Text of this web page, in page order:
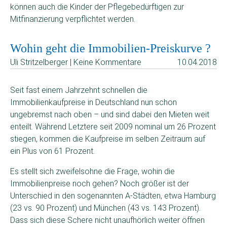
können auch die Kinder der Pflegebedürftigen zur
Mitfinanzierung verpflichtet werden.
Wohin geht die Immobilien-Preiskurve ?
Uli Stritzelberger | Keine Kommentare 10.04.2018
Seit fast einem Jahrzehnt schnellen die
Immobilienkaufpreise in Deutschland nun schon
ungebremst nach oben – und sind dabei den Mieten weit
enteilt. Während Letztere seit 2009 nominal um 26 Prozent
stiegen, kommen die Kaufpreise im selben Zeitraum auf
ein Plus von 61 Prozent.
Es stellt sich zweifelsohne die Frage, wohin die
Immobilienpreise noch gehen? Noch größer ist der
Unterschied in den sogenannten A-Städten, etwa Hamburg
(23 vs. 90 Prozent) und München (43 vs. 143 Prozent).
Dass sich diese Schere nicht unaufhörlich weiter öffnen